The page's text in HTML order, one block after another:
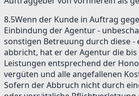
8.5Wenn der Kunde in Auftrag
Einbindung der Agentur -
sonstigen Betreuung durch diese
abbricht, hat er der Agentur die
Leistungen entsprechend der
vergüten und alle angefallenen
Sofern der Abbruch nicht durch